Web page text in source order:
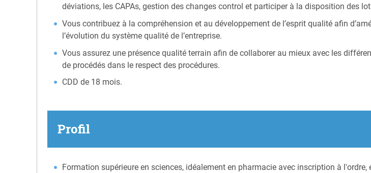
déviations, les CAPAs, gestion des changes control et participer à la disposition des
Vous contribuez à la compréhension et au développement de l’esprit qualité afin
l’évolution du système qualité de l’entreprise.
Vous assurez une présence qualité terrain afin de collaborer au mieux avec les
de procédés dans le respect des procédures.
CDD de 18 mois.
Profil
Formation supérieure en sciences, idéalement en pharmacie avec inscription à